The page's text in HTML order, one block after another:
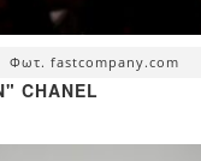
Φωτ. fastcompany.com
CHANEL